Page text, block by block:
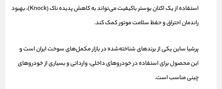
استفاده از یک اکتان بوستر باکیفیت می‌تواند به کاهش پدیده ناک (Knock)، بهبود
راندمان احتراق و حفظ سلامت موتور کمک کند.
پرشیا ساین یکی از برندهای شناخته‌شده در بازار مکمل‌های سوخت ایران است و
این محصول برای استفاده در خودروهای داخلی، وارداتی و بسیاری از خودروهای
چینی مناسب است.